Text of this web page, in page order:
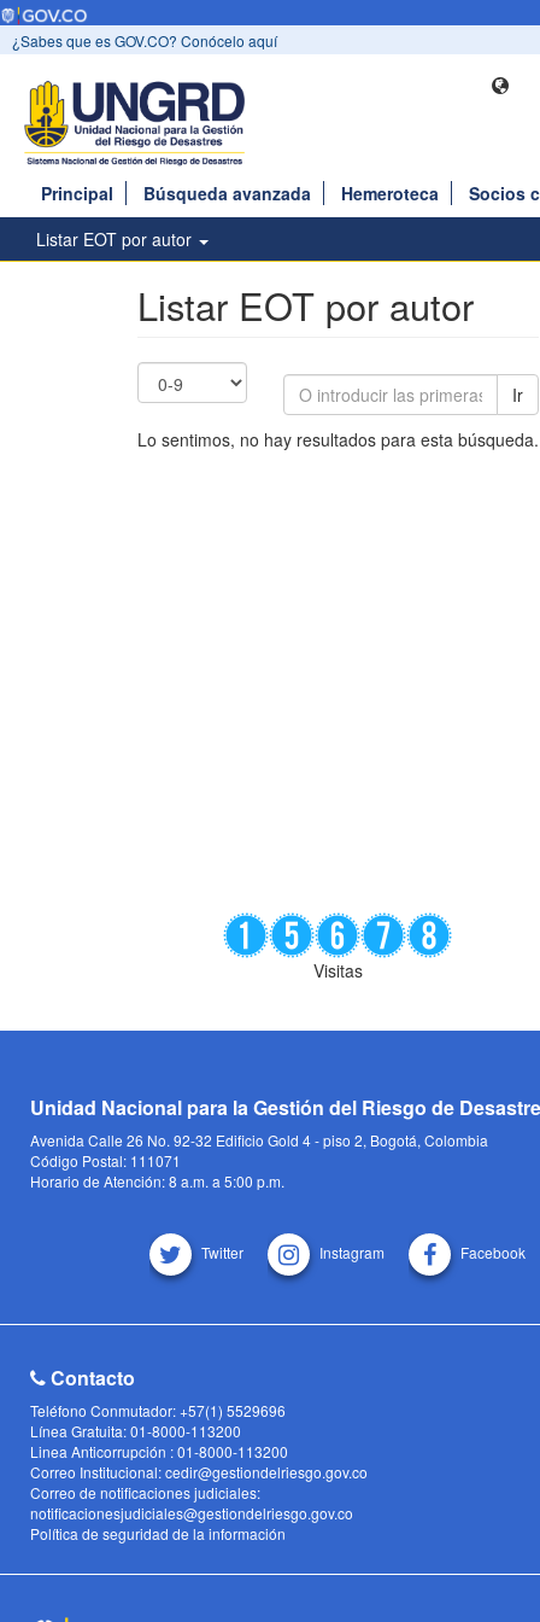
¿Sabes que es GOV.CO? Conócelo aquí
Principal Búsqueda avanzada Hemeroteca
Socios
Listar EOT por autor
Listar EOT por autor
Ir
Lo sentimos, no hay resultados para esta búsqueda.
Visitas
Unidad Nacional para la Gestión del Riesgo de
Avenida Calle 26 No. 92-32 Edificio Gold 4 - piso 2, Bogotá, Colombia
Código Postal: 111071
Horario de Atención: 8 a.m. a 5:00 p.m.
Twitter Instagram Facebook
Contacto
Teléfono Conmutador: +57(1) 5529696
Línea Gratuita: 01-8000-113200
Linea Anticorrupción : 01-8000-113200
Correo Institucional: cedir@gestiondelriesgo.gov.co
Correo de notificaciones judiciales:
notificacionesjudiciales@gestiondelriesgo.gov.co
Política de seguridad de la información